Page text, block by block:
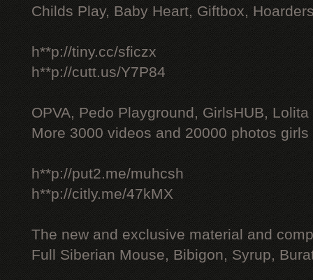
Childs Play, Baby Heart, Giftbox,
h**p://tiny.cc/sficzx
h**p://cutt.us/Y7P84
OPVA, Pedo Playground, GirlsHUB, Lolita
More 3000 videos and 20000 photos
h**p://put2.me/muhcsh
h**p://citly.me/47kMX
The new and exclusive material and
Full Siberian Mouse, Bibigon, Syrup,